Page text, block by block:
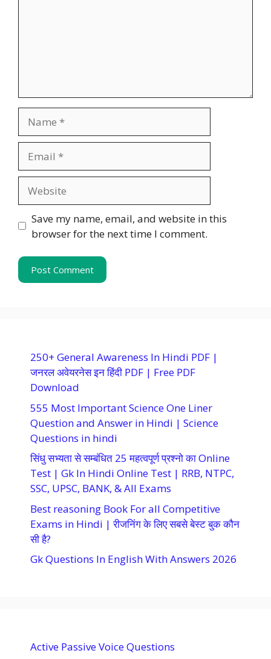
Save my name, email, and website in this
browser for the next time I comment.
250+ General Awareness In Hindi PDF |
जनरल अवेयरनेस इन हिंदी PDF | Free PDF
Download
555 Most Important Science One Liner
Question and Answer in Hindi | Science
Questions in hindi
सिंधु सभ्यता से सम्बंधित 25 महत्वपूर्ण प्रश्नो का Online
Test | Gk In Hindi Online Test | RRB, NTPC,
SSC, UPSC, BANK, & All Exams
Best reasoning Book For all Competitive
Exams in Hindi | रीजनिंग के लिए सबसे बेस्ट बुक कौन
सी है?
Gk Questions In English With Answers 2026
Active Passive Voice Questions